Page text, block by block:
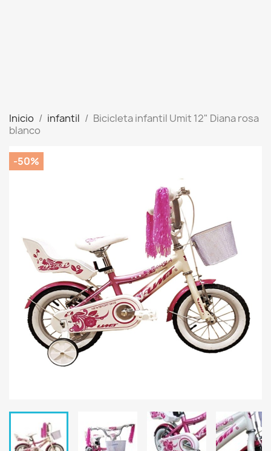
Inicio infantil
Bicicleta infantil Umit 12" Diana rosa
blanco
-50%